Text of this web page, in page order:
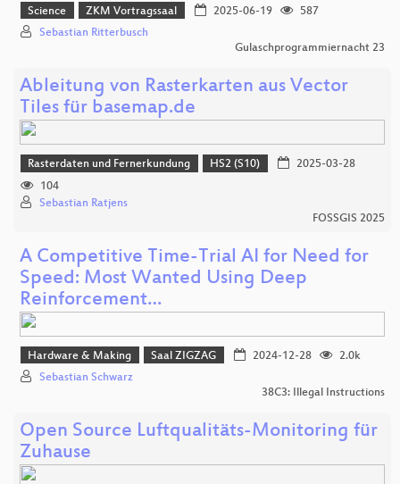
Science ZKM Vortragssaal 2025-06-19
587
Sebastian Ritterbusch
Gulaschprogrammiernacht 23
Ableitung von Rasterkarten aus Vector
Tiles für basemap.de
Rasterdaten und Fernerkundung HS2 (S10)
2025-03-28
104
Sebastian Ratjens
FOSSGIS 2025
A Competitive Time-Trial AI for Need for
Speed: Most Wanted Using Deep
Reinforcement…
Hardware & Making Saal ZIGZAG 2024-12-28
2.0k
Sebastian Schwarz
38C3: Illegal Instructions
Open Source Luftqualitäts-Monitoring für
Zuhause